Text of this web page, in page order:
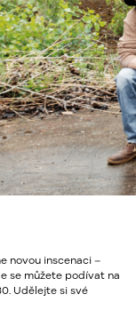
novou inscenaci –
se můžete podívat na
Udělejte si své